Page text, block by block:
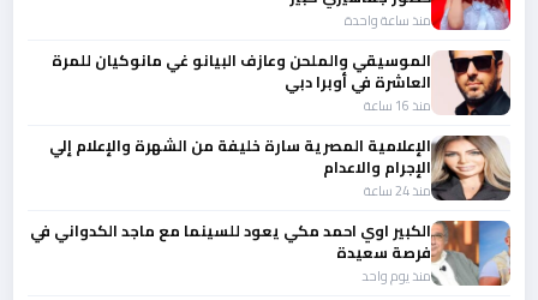
منذ ساعة واحدة
الموسيقي والملحن وعازف البيانو غي مانوكيان للمرة
العاشرة في أوبرا دبي
منذ 16 ساعة
الإعلامية المصرية سارة خليفة من الشهرة والإعلام إلي
الإجرام والاعدام
منذ 24 ساعة
الكبير اوي احمد مكي يعود للسينما مع ماجد الكدواني في
فرصة سعيدة
منذ يوم واحد